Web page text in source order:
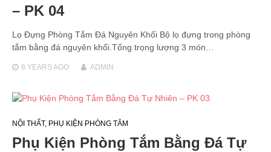
– PK 04
Lọ Đựng Phòng Tắm Đá Nguyên Khối Bộ lọ đựng trong phòng
tắm bằng đá nguyên khối.Tổng trọng lượng 3 món…
8 YEARSAGO ADMIN
NỘI THẤT, PHỤ KIỆN PHÒNG TẮM
Phụ Kiện Phòng Tắm Bằng Đá Tự